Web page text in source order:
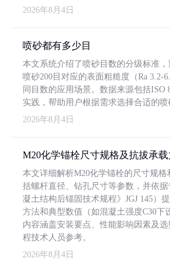
2026年8月4日
喷砂都有多少目
本文系统介绍了喷砂目数的分级标准
喷砂200目对应的表面粗糙度（Ra 3.2-
同目数的应用场景。数据来源包括ISO
实践，帮助用户根据需求选择合适的喷
2026年8月4日
M20化学锚栓尺寸规格及抗拔承
本文详细解析M20化学锚栓的尺寸规
括螺杆直径、钻孔尺寸等参数，并依
凝土结构后锚固技术规程》JGJ 145）
方法和典型数值（如混凝土强度C30下
内容涵盖安装要点、性能影响因素及
程技术人员参考。
2026年8月4日